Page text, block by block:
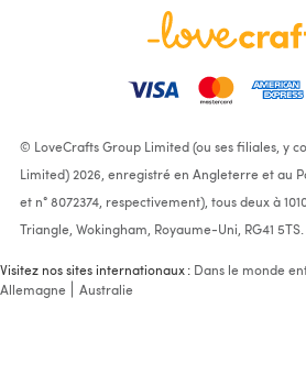
© LoveCrafts Group Limited (ou ses filiales, y
Limited) 2026, enregistré en Angleterre et au
et n° 8072374, respectivement), tous deux à
Triangle, Wokingham, Royaume-Uni, RG41 5TS.
Visitez nos sites internationaux : Dans le monde
Allemagne
Australie